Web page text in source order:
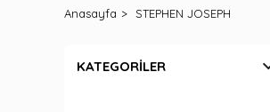
Anasayfa STEPHEN JOSEPH
KATEGORILER